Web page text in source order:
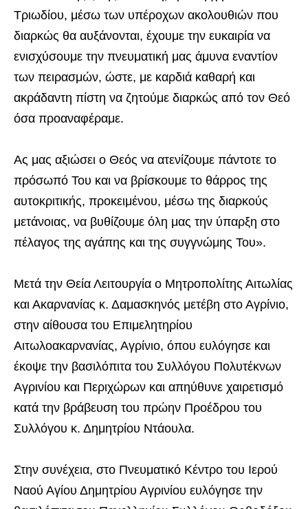
Τριωδίου, μέσω των υπέροχων ακολουθιών που
διαρκώς θα αυξάνονται, έχουμε την ευκαιρία να
ενισχύσουμε την πνευματική μας άμυνα εναντίον
των πειρασμών, ώστε, με καρδιά καθαρή και
ακράδαντη πίστη να ζητούμε διαρκώς από τον Θεό
όσα προαναφέραμε.
Ας μας αξιώσει ο Θεός να ατενίζουμε πάντοτε το
πρόσωπό Του και να βρίσκουμε το θάρρος της
αυτοκριτικής, προκειμένου, μέσω της διαρκούς
μετάνοιας, να βυθίζουμε όλη μας την ύπαρξη στο
πέλαγος της αγάπης και της συγγνώμης Του».
Μετά την Θεία Λειτουργία ο Μητροπολίτης Αιτωλίας
και Ακαρνανίας κ. Δαμασκηνός μετέβη στο Αγρίνιο,
στην αίθουσα του Επιμελητηρίου
Αιτωλοακαρνανίας, Αγρίνιο, όπου ευλόγησε και
έκοψε την βασιλόπιτα του Συλλόγου Πολυτέκνων
Αγρινίου και Περιχώρων και απηύθυνε χαιρετισμό
κατά την βράβευση του πρώην Προέδρου του
Συλλόγου κ. Δημητρίου Ντάουλα.
Στην συνέχεια, στο Πνευματικό Κέντρο του Ιερού
Ναού Αγίου Δημητρίου Αγρινίου ευλόγησε την